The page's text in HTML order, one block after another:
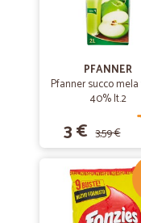
PFANNER
Pfanner succo
40% lt.2
3 € 3,59 €